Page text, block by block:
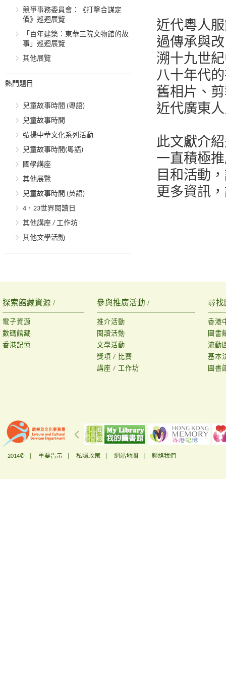
競爭事務委員會：《打擊合謀定
價》巡迴展覽
「百年建築：東華三院文物館的故
事」巡迴展覽
其他展覽
熱門題目
兒童故事時間 (粵語)
兒童故事時間
弘揚中華文化系列活動
兒童故事時間(粵語)
國學講座
其他展覽
兒童故事時間 (英語)
4．23世界閱讀日
其他講座 / 工作坊
其他文學活動
近代粵人
過傳承與
溯十九世
八十年代
舊相片、
近代廣東
此文獻介
一直積極
目和活動
更多資訊
探索館藏資源 /
電子資源
數碼館藏
香港記憶
參與推廣活動 /
推介活動
閱讀活動
文學活動
獎項 / 比賽
講座 / 工作坊
尋找
香港
圖書
流動
基本
圖書
2014© | 重要告示 私隱政策 網站地圖 聯絡我們